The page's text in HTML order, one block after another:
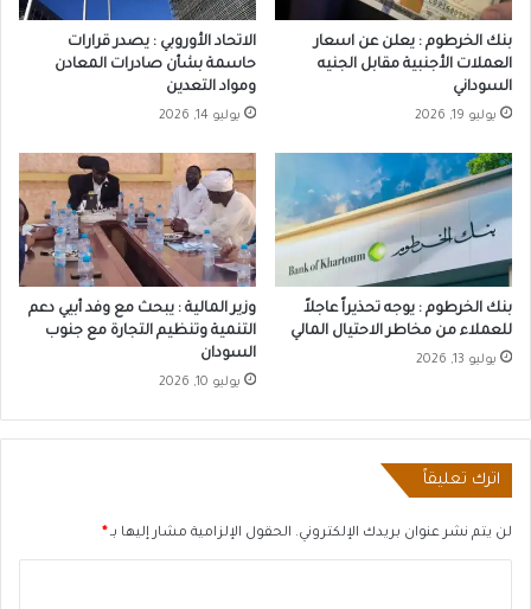
بنك الخرطوم : يعلن عن اسعار
العملات الأجنبية مقابل الجنيه
السوداني
يوليو 19, 2026
الاتحاد الأوروبي : يصدر قرارات
حاسمة بشأن صادرات المعادن
ومواد التعدين
يوليو 14, 2026
بنك الخرطوم : يوجه تحذيراً عاجلاً
للعملاء من مخاطر الاحتيال المالي
يوليو 13, 2026
وزير المالية : يبحث مع وفد أبيي دعم
التنمية وتنظيم التجارة مع جنوب
السودان
يوليو 10, 2026
اترك تعليقاً
لن يتم نشر عنوان بريدك الإلكتروني. الحقول الإلزامية مشار إليها بـ*